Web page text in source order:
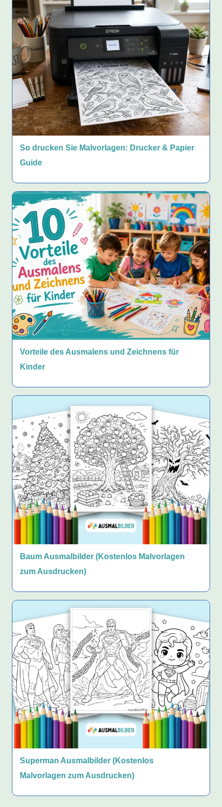
So drucken Sie Malvorlagen: Drucker & Papier
Guide
Vorteile des Ausmalens und Zeichnens für
Kinder
Baum Ausmalbilder (Kostenlos Malvorlagen
zum Ausdrucken)
Superman Ausmalbilder (Kostenlos
Malvorlagen zum Ausdrucken)